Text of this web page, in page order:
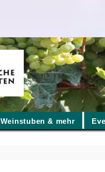
Weinstuben & mehr